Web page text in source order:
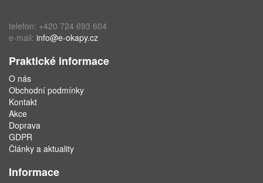
telefon: +420 724 693 604
e-mail: info@e-okapy.cz
Praktické informace
O nás
Obchodní podmínky
Kontakt
Akce
Doprava
GDPR
Články a aktuality
Informace